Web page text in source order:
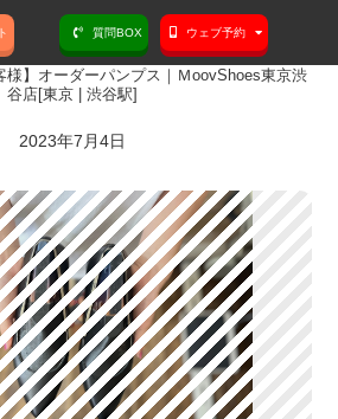
質問BOX ウェブ予約
様】オーダーパンプス｜ＭoovShoes東京渋
谷店[東京 | 渋谷駅]
2023年7月4日